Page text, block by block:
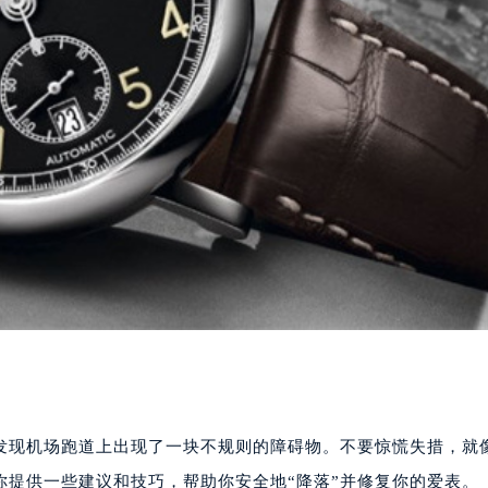
机场跑道上出现了一块不规则的障碍物。不要惊慌失措，就
供一些建议和技巧，帮助你安全地“降落”并修复你的爱表。